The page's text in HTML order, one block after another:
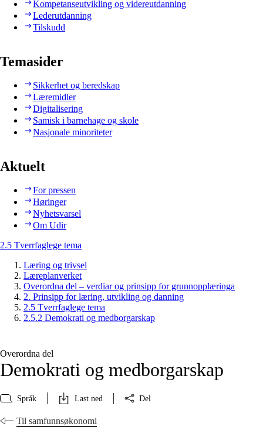
Kompetanseutvikling og videreutdanning
Lederutdanning
Tilskudd
Temasider
Sikkerhet og beredskap
Læremidler
Digitalisering
Samisk i barnehage og skole
Nasjonale minoriteter
Aktuelt
For pressen
Høringer
Nyhetsvarsel
Om Udir
2.5 Tverrfaglege tema
Læring og trivsel
Læreplanverket
Overordna del – verdiar og prinsipp for grunnopplæringa
2. Prinsipp for læring, utvikling og danning
2.5 Tverrfaglege tema
2.5.2 Demokrati og medborgarskap
Overordna del
Demokrati og medborgarskap
Språk Last ned Del
Til samfunnsøkonomi